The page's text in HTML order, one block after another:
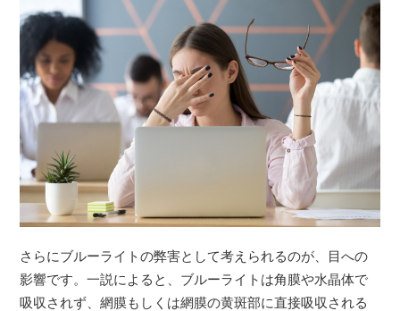
さらにブルーライトの弊害として考えられるのが、目への
影響です。一説によると、ブルーライトは角膜や水晶体で
吸収されず、網膜もしくは網膜の黄斑部に直接吸収される